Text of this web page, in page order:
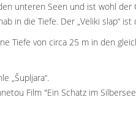
unteren Seen und ist wohl
in die Tiefe. Der „Veliki slap“
Tiefe von circa 25 m in den
„Šupljara“.
Film "Ein Schatz im